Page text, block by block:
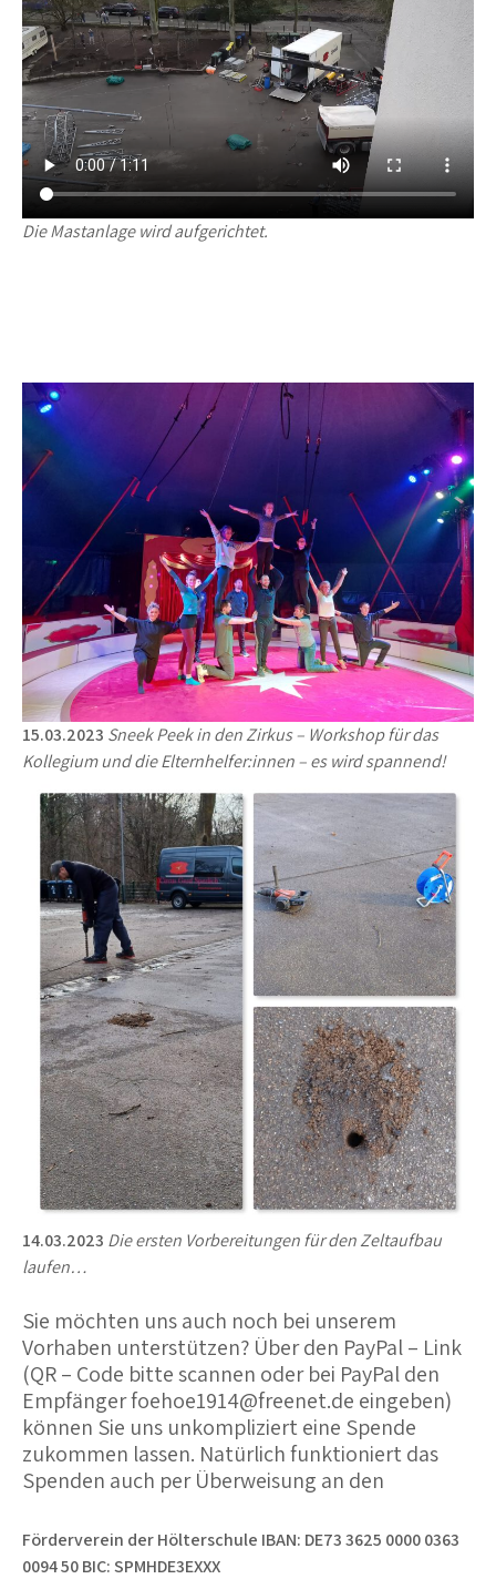
Die Mastanlage wird aufgerichtet.
15.03.2023 Sneek Peek in den Zirkus – Workshop für das
Kollegium und die Elternhelfer:innen – es wird spannend!
14.03.2023 Die ersten Vorbereitungen für den Zeltaufbau
laufen…
Sie möchten uns auch noch bei unserem
Vorhaben unterstützen? Über den PayPal – Link
(QR – Code bitte scannen oder bei PayPal den
Empfänger foehoe1914@freenet.de eingeben)
können Sie uns unkompliziert eine Spende
zukommen lassen. Natürlich funktioniert das
Spenden auch per Überweisung an den
Förderverein der Hölterschule IBAN: DE73 3625 0000 0363
0094 50 BIC: SPMHDE3EXXX